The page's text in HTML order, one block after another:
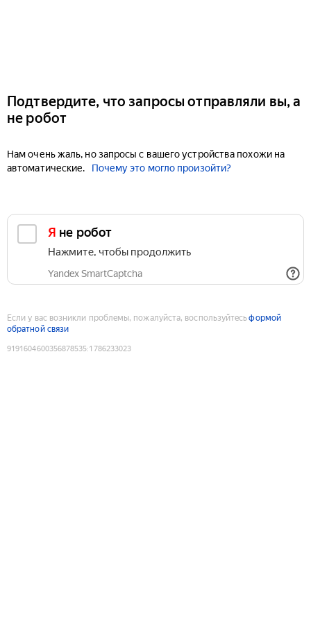
Подтвердите, что запросы отправляли вы, а
не робот
Нам очень жаль, но запросы с вашего устройства похожи на
автоматические.
Почему это могло произойти?
Я не робот
Нажмите, чтобы продолжить
Yandex SmartCaptcha
Если у вас возникли проблемы, пожалуйста, воспользуйтесьформой
обратной связи
9191604600356878535:1786233023